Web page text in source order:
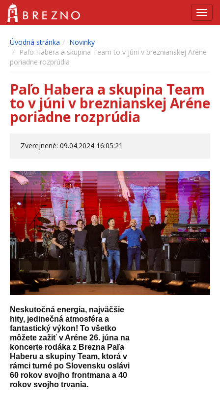
Úvodná stránka
Novinky
Paľo Habera a skupina Team to v júni v breznianskej Aréne
poriadne rozprúdia
Paľo Habera a skupina Team
to v júni v breznianskej Aréne
poriadne rozprúdia
Zverejnené: 09.04.2024 16:05:21
Neskutočná energia, najväčšie
hity, jedinečná atmosféra a
fantastický výkon! To všetko
môžete zažiť v Aréne 26. júna na
koncerte rodáka z Brezna Paľa
Haberu a skupiny Team, ktorá v
rámci turné po Slovensku oslávi
60 rokov svojho frontmana a 40
rokov svojho trvania.